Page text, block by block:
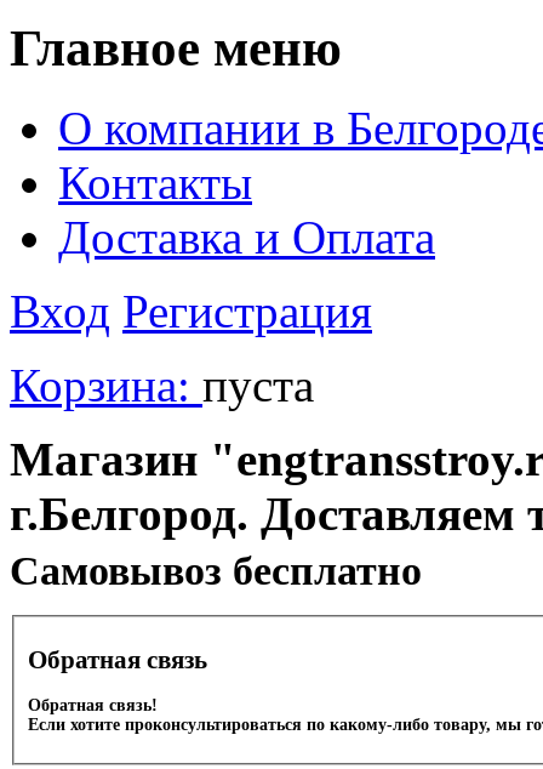
Главное меню
О компании в
Контакты
Доставка и Оплата
Вход Регистрация
Корзина: пуста
Магазин
г.Белгород.
Cамовывоз бесплатно
Обратная связь
Обратная связь!
Если хотите проконсультироваться по какому-либо товару, мы